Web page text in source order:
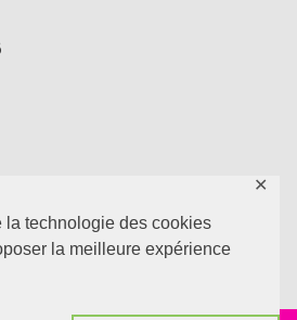
la technologie des cookies
la meilleure expérience
✕